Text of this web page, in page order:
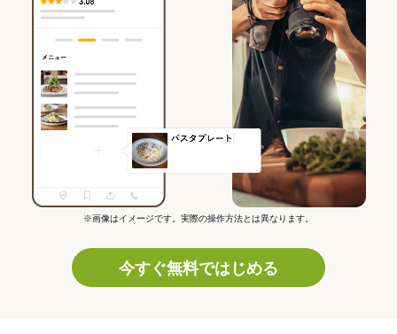
※画像はイメージです。実際の操作方法とは異なります。
今すぐ無料ではじめる